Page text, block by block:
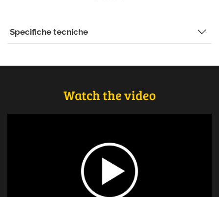
Specifiche tecniche
Watch the video